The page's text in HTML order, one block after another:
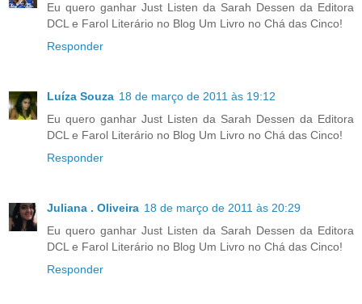
Eu quero ganhar Just Listen da Sarah Dessen da Editora
DCL e Farol Literário no Blog Um Livro no Chá das Cinco!
Responder
Luíza Souza 18 de março de 2011 às 19:12
Eu quero ganhar Just Listen da Sarah Dessen da Editora
DCL e Farol Literário no Blog Um Livro no Chá das Cinco!
Responder
Juliana . Oliveira 18 de março de 2011 às 20:29
Eu quero ganhar Just Listen da Sarah Dessen da Editora
DCL e Farol Literário no Blog Um Livro no Chá das Cinco!
Responder